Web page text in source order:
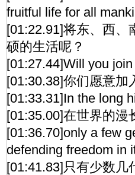
fruitful life for all
[01:22.91]将东、西
硕的生活呢？
[01:27.44]Will you
[01:30.38]你们愿意
[01:33.31]In the long
[01:35.00]在世界的漫
[01:36.70]only a few
defending freedom in
[01:41.83]只有少数